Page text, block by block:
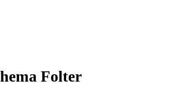
Folter